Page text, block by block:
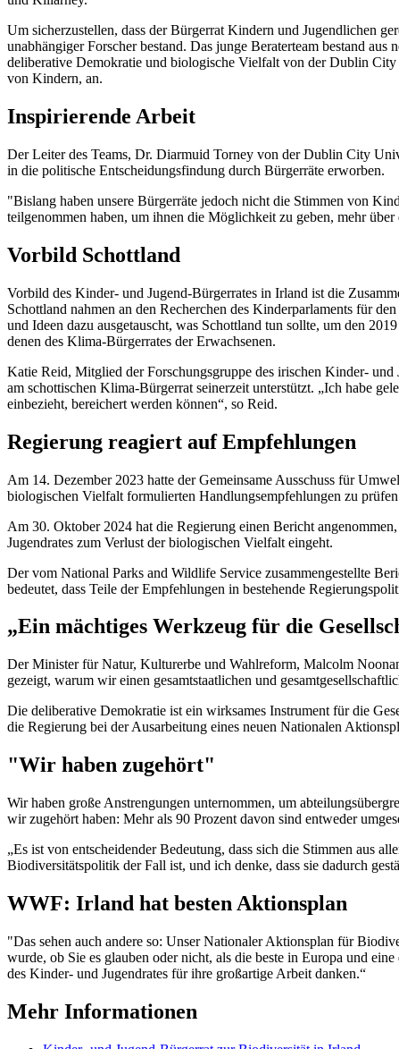
Um sicherzustellen, dass der Bürgerrat Kindern und Jugendlichen
unabhängiger Forscher bestand. Das junge Beraterteam bestand
deliberative Demokratie und biologische Vielfalt von der Dublin
von Kindern, an.
Inspirierende Arbeit
Der Leiter des Teams, Dr. Diarmuid Torney von der Dublin City
in die politische Entscheidungsfindung durch Bürgerräte erworben.
"Bislang haben unsere Bürgerräte jedoch nicht die Stimmen von
teilgenommen haben, um ihnen die Möglichkeit zu geben, mehr
Vorbild Schottland
Vorbild des Kinder- und Jugend-Bürgerrates in Irland ist die
Schottland nahmen an den Recherchen des Kinderparlaments für
und Ideen dazu ausgetauscht, was Schottland tun sollte, um den
denen des Klima-Bürgerrates der Erwachsenen.
Katie Reid, Mitglied der Forschungsgruppe des irischen Kinder-
am schottischen Klima-Bürgerrat seinerzeit unterstützt. „Ich habe
einbezieht, bereichert werden können“, so Reid.
Regierung reagiert auf Empfehlungen
Am 14. Dezember 2023 hatte der Gemeinsame Ausschuss für
biologischen Vielfalt formulierten Handlungsempfehlungen zu
Am 30. Oktober 2024 hat die Regierung einen Bericht
Jugendrates zum Verlust der biologischen Vielfalt eingeht.
Der vom National Parks and Wildlife Service zusammengestellte
bedeutet, dass Teile der Empfehlungen in bestehende
„Ein mächtiges Werkzeug für die
Der Minister für Natur, Kulturerbe und Wahlreform, Malcolm
gezeigt, warum wir einen gesamtstaatlichen und
Die deliberative Demokratie ist ein wirksames Instrument für die
die Regierung bei der Ausarbeitung eines neuen Nationalen
"Wir haben zugehört"
Wir haben große Anstrengungen unternommen, um
wir zugehört haben: Mehr als 90 Prozent davon sind entweder
„Es ist von entscheidender Bedeutung, dass sich die Stimmen aus
Biodiversitätspolitik der Fall ist, und ich denke, dass sie dadurch
WWF: Irland hat besten Aktionsplan
"Das sehen auch andere so: Unser Nationaler Aktionsplan für
wurde, ob Sie es glauben oder nicht, als die beste in Europa und
des Kinder- und Jugendrates für ihre großartige Arbeit danken.“
Mehr Informationen